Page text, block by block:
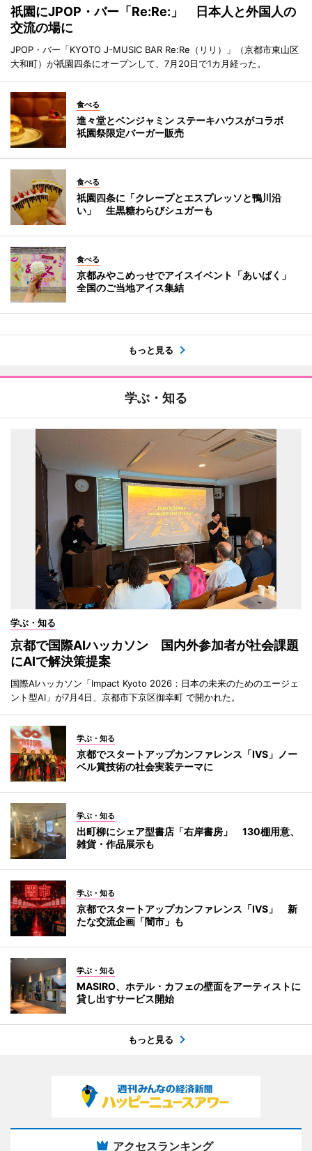
祇園にJPOP・バー「Re:Re:」 日本人と外国人の
交流の場に
JPOP・バー「KYOTO J-MUSIC BAR Re:Re（リリ）」（京都市東山区
大和町）が祇園四条にオープンして、7月20日で1カ月経った。
食べる
進々堂とベンジャミン ステーキハウスがコラボ
祇園祭限定バーガー販売
食べる
祇園四条に「クレープとエスプレッソと鴨川沿
い」 生黒糖わらびシュガーも
食べる
京都みやこめっせでアイスイベント「あいぱく」
全国のご当地アイス集結
もっと見る
学ぶ・知る
学ぶ・知る
京都で国際AIハッカソン 国内外参加者が社会課題
にAIで解決策提案
国際AIハッカソン「Impact Kyoto 2026：日本の未来のためのエージェ
ント型AI」が7月4日、京都市下京区御幸町 で開かれた。
学ぶ・知る
京都でスタートアップカンファレンス「IVS」ノー
ベル賞技術の社会実装テーマに
学ぶ・知る
出町柳にシェア型書店「右岸書房」 130棚用意、
雑貨・作品展示も
学ぶ・知る
京都でスタートアップカンファレンス「IVS」 新
たな交流企画「闇市」も
学ぶ・知る
MASIRO、ホテル・カフェの壁面をアーティストに
貸し出すサービス開始
もっと見る
アクセスランキング